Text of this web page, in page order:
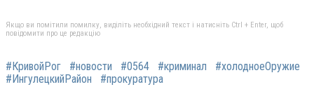
Якщо ви помітили помилку, виділіть необхідний текст і натисніть Ctrl + Enter, щоб
повідомити про це редакцію
#КривойРог #новости #0564 #криминал
#холодноеОружие
#ИнгулецкийРайон
#прокуратура